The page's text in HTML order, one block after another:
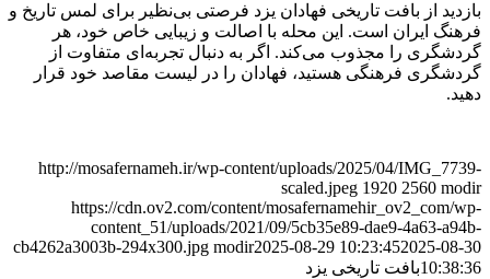
بازدید از بافت تاریخی فهادان یزد فرصتی بی‌نظیر برای لمس تاریخ و
فرهنگ ایران است. این محله با اصالت و زیبایی خاص خود، هر
گردشگری را مجذوب می‌کند. اگر به دنبال تجربه‌ای متفاوت از
گردشگری فرهنگی هستید، فهادان را در لیست مقاصد خود قرار
دهید.
http://mosafernameh.ir/wp-content/uploads/2025/04/IMG_7739-
scaled.jpeg 1920 2560 modir
https://cdn.ov2.com/content/mosafernamehir_ov2_com/wp-
content_51/uploads/2021/09/5cb35e89-dae9-4a63-a94b-
cb4262a3003b-294x300.jpg modir2025-08-29 10:23:452025-08-30
10:38:36بافت تاریخی یزد